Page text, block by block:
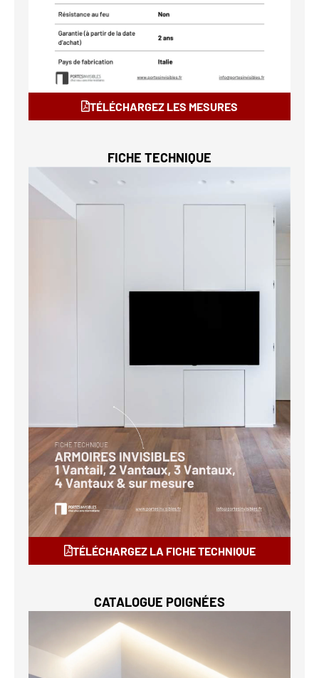
TÉLÉCHARGEZ LES MESURES
FICHE TECHNIQUE
TÉLÉCHARGEZ LA FICHE TECHNIQUE
CATALOGUE POIGNÉES